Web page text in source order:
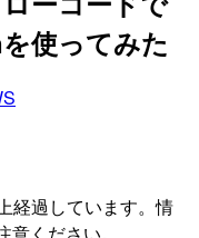
使ってみた
経過しています。情
ください。